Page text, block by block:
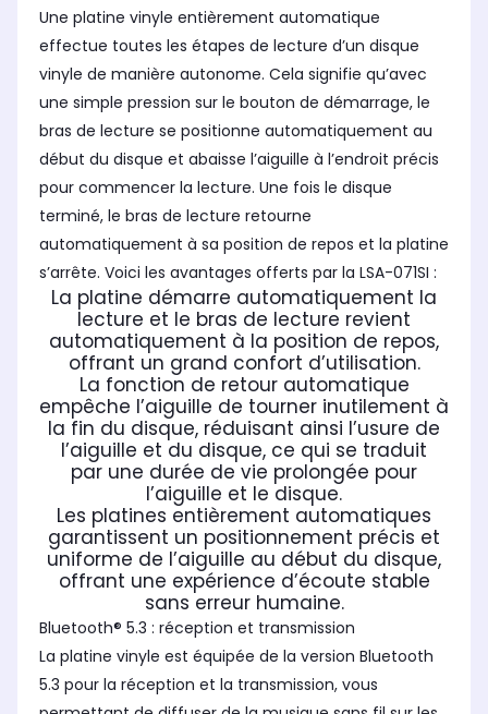
Une platine vinyle entièrement automatique
effectue toutes les étapes de lecture d’un disque
vinyle de manière autonome. Cela signifie qu’avec
une simple pression sur le bouton de démarrage, le
bras de lecture se positionne automatiquement au
début du disque et abaisse l’aiguille à l’endroit précis
pour commencer la lecture. Une fois le disque
terminé, le bras de lecture retourne
automatiquement à sa position de repos et la platine
s’arrête. Voici les avantages offerts par la LSA-071SI :
La platine démarre automatiquement la
lecture et le bras de lecture revient
automatiquement à la position de repos,
offrant un grand confort d’utilisation.
La fonction de retour automatique
empêche l’aiguille de tourner inutilement à
la fin du disque, réduisant ainsi l’usure de
l’aiguille et du disque, ce qui se traduit
par une durée de vie prolongée pour
l’aiguille et le disque.
Les platines entièrement automatiques
garantissent un positionnement précis et
uniforme de l’aiguille au début du disque,
offrant une expérience d’écoute stable
sans erreur humaine.
Bluetooth® 5.3 : réception et transmission
La platine vinyle est équipée de la version Bluetooth
5.3 pour la réception et la transmission, vous